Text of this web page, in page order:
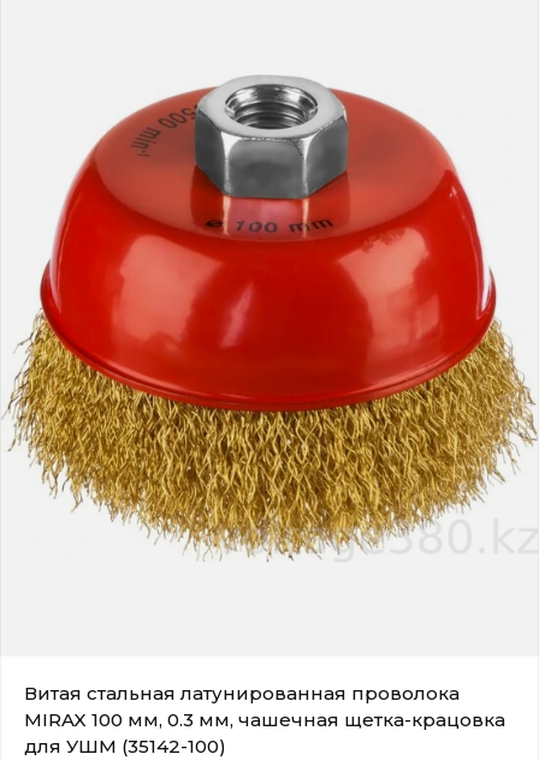
Витая стальная латунированная проволока
MIRAX 100 мм, 0.3 мм, чашечная щетка-крацовка
для УШМ (35142-100)